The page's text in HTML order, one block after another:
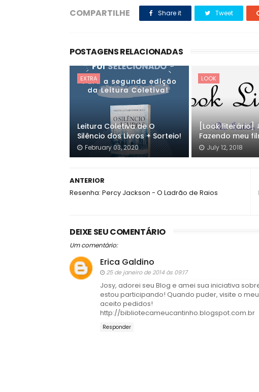
COMPARTILHE Share it Tweet
POSTAGENS RELACIONADAS
EXTRA
Leitura Coletiva de O
Silêncio dos Livros + Sorteio!
February 03, 2020
LOOK
[Look literário]
Fazendo meu
July 12, 2018
ANTERIOR
Resenha: Percy Jackson - O Ladrão de Raios
DEIXE SEU COMENTÁRIO
Um comentário:
Erica Galdino
25 de janeiro de 2014 às 09:17
Josy, adorei seu Blog e amei sua iniciativa
estou participando! Quando puder, visite o
aceito pedidos!
http://bibliotecameucantinho.blogspot.com.br
Responder